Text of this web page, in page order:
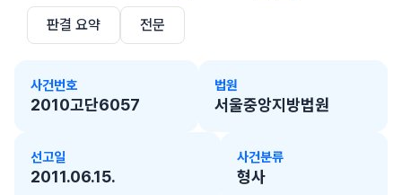
판결 요약 전문
사건번호
2010고단6057
법원
서울중앙지방법원
선고일
2011.06.15.
사건분류
형사